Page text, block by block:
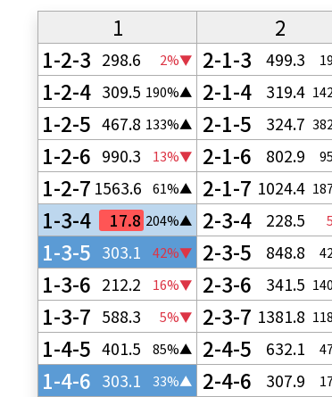
1 2
1-2-3 298.6 2%▼ 2-1-3 499.3
1-2-4 309.5 190%▲ 2-1-4 319.4
1-2-5 467.8 133%▲ 2-1-5 324.7
1-2-6 990.3 13%▼ 2-1-6 802.9
1-2-7 1563.6 61%▲ 2-1-7 1024.4
1-3-4 17.8 204%▲ 2-3-4 228.5
1-3-5 303.1 42%▼ 2-3-5 848.8
1-3-6 212.2 16%▼ 2-3-6 341.5
1-3-7 588.3 5%▼ 2-3-7 1381.8
1-4-5 401.5 85%▲ 2-4-5 632.1
1-4-6 303.1 33%▲ 2-4-6 307.9